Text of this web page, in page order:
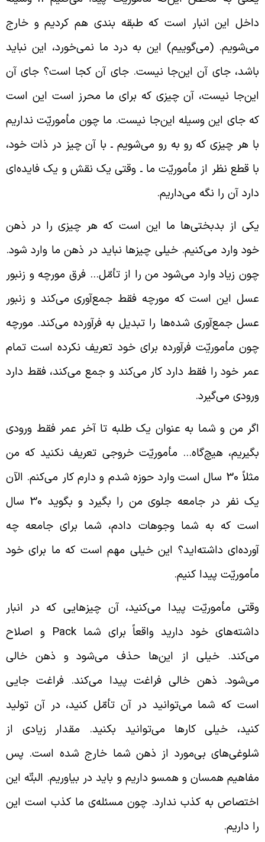
این انبار است که طبقه بندی هم کردیم و خارج
(می‌گوییم) این‌ به درد ما نمی‌خورد، این نباید
جای آن‌ این‌جا نیست. جای آن کجا است؟ جای آن‌
نیست، آن چیزی که برای ما محرز است این است
جای این وسیله این‌جا نیست. ما چون مأموریّت نداریم
هر چیزی که رو به رو می‌شویم ـ با آن چیز در ذات خود،
قطع نظر از مأموریّت ما ـ وقتی یک نقش و یک فایده‌ای
آن را نگه می‌داریم.
از بدبختی‌ها ما این است که هر چیزی را در ذهن
وارد می‌کنیم. خیلی چیزها نباید در ذهن ما وارد شود.
زیاد وارد می‌شود من را از تأمّل… فرق مورچه و زنبور
این است که مورچه فقط جمع‌آوری می‌کند و زنبور
جمع‌آوری شده‌ها را تبدیل به فرآورده می‌کند. مورچه
مأموریّت فرآورده برای خود تعریف نکرده است تمام
خود را فقط دارد کار می‌کند و جمع می‌کند، فقط دارد
می‌گیرد.
من و شما به عنوان یک طلبه تا آخر عمر فقط ورودی
هیچ‌گاه… مأموریّت خروجی تعریف نکنید که من
مثلاً 30 سال است وارد حوزه شدم و دارم کار می‌کنم. الآن
یک نفر در جامعه جلوی من را بگیرد و بگوید 30 سال
که به شما وجوهات دادم، شما برای جامعه چه
داشته‌اید؟ این خیلی مهم است که ما برای خود
پیدا کنیم.
مأموریّت پیدا می‌کنید، آن چیزهایی که در انبار
خود دارید واقعاً برای شما Packو اصلاح
خیلی از این‌ها حذف می‌شود و ذهن خالی
ذهن خالی فراغت پیدا می‌کند. فراغت جایی
که شما می‌توانید در آن تأمّل کنید، در آن تولید
خیلی کارها می‌توانید بکنید. مقدار زیادی از
بی‌مورد از ذهن شما خارج شده است. پس
همسان و همسو داریم و باید در بیاوریم. البتّه این
به کذب ندارد. چون مسئله‌ی ما کذب است این
داریم.